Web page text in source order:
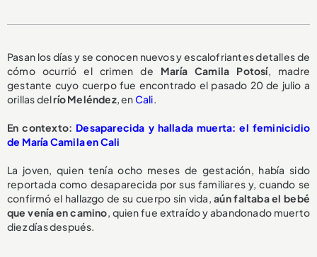
Pasan los días y se conocen nuevos y escalofriantes detalles de
cómo ocurrió el crimen de María Camila Potosí, madre
gestante cuyo cuerpo fue encontrado el pasado 20 de julio a
orillas delrío Meléndez, enCali.
En contexto: Desaparecida y hallada muerta: el feminicidio
de María Camila en Cali
La joven, quien tenía ocho meses de gestación, había sido
reportada como desaparecida por sus familiares y, cuando se
confirmó el hallazgo de su cuerpo sin vida,aún faltaba el bebé
que venía en camino, quien fue extraído y abandonado muerto
diez días después.